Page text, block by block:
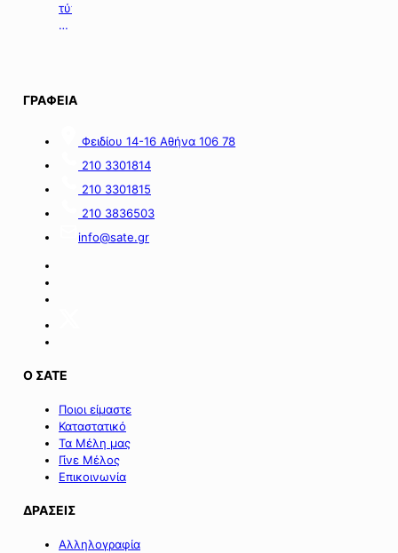
επιχειρήσεις
της
Σαμοθράκης».
τύπου
της
ΓΡΑΦΕΙΑ
Φειδίου 14-16 Αθήνα 106 78
210 3301814
210 3301815
210 3836503
info@sate.gr
Ο ΣΑΤΕ
Ποιοι είμαστε
Καταστατικό
Τα Μέλη μας
Γίνε Μέλος
Επικοινωνία
ΔΡΑΣΕΙΣ
Αλληλογραφία